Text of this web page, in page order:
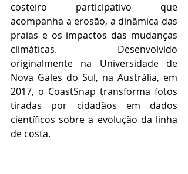
costeiro participativo que
acompanha a erosão, a dinâmica das
praias e os impactos das mudanças
climáticas. Desenvolvido
originalmente na Universidade de
Nova Gales do Sul, na Austrália, em
2017, o CoastSnap transforma fotos
tiradas por cidadãos em dados
científicos sobre a evolução da linha
de costa.